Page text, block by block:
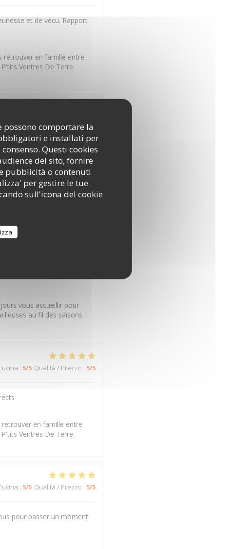
possono comportare la
e installati per
Questi cookies
del sito, fornire
pubblicità o contenuti
per gestire le tue
sull'icona del cookie
et de vécu. Rapport
retrouver en famille entre
Ventres De Terre.
retrouver en famille entre
Ventres De Terre.
vous accueillir pour
au fil des saisons
: 5/5 Qualità / Prezzo : 5/5
en famille entre
Ventres De Terre.
: 5/5 Qualità / Prezzo : 5/5
pour passer un moment